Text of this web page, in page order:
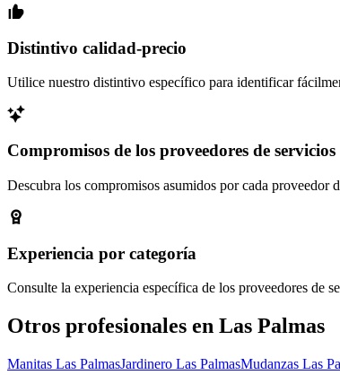
Distintivo calidad-precio
Utilice nuestro distintivo específico para identificar
Compromisos de los proveedores de servicios
Descubra los compromisos asumidos por cada proveedor
Experiencia por categoría
Consulte la experiencia específica de los proveedores de
Otros profesionales en Las Palmas
Manitas Las PalmasJardinero Las PalmasMudanzas Las